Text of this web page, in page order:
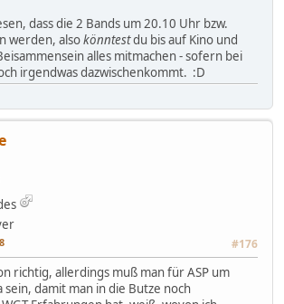
dass die 2 Bands um 20.10 Uhr bzw.
werden, alsokönntestdu bis auf Kino und
alles mitmachen - sofern bei
irgendwas dazwischenkommt. :D
#176
richtig, allerdings muß man für ASP um
damit man in die Butze noch